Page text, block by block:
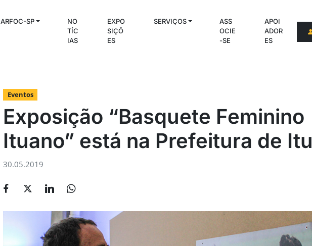
ARFOC-SP
NO
TÍC
IAS
EXPO
SIÇÕ
ES
SERVIÇOS
ASS
OCIE
-SE
APOI
ADOR
ES
Eventos
Exposição “Basquete Feminino
Ituano” está na Prefeitura de Itu
30.05.2019